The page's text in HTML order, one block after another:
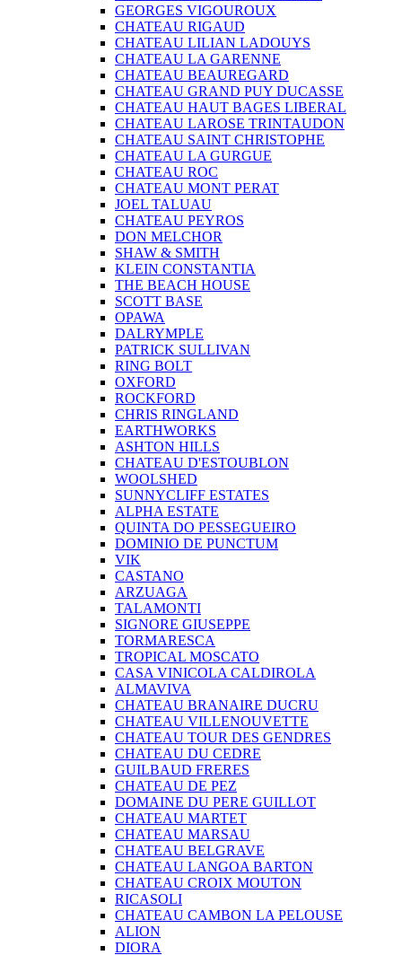
GEORGES VIGOUROUX
CHATEAU RIGAUD
CHATEAU LILIAN LADOUYS
CHATEAU LA GARENNE
CHATEAU BEAUREGARD
CHATEAU GRAND PUY DUCASSE
CHATEAU HAUT BAGES LIBERAL
CHATEAU LAROSE TRINTAUDON
CHATEAU SAINT CHRISTOPHE
CHATEAU LA GURGUE
CHATEAU ROC
CHATEAU MONT PERAT
JOEL TALUAU
CHATEAU PEYROS
DON MELCHOR
SHAW & SMITH
KLEIN CONSTANTIA
THE BEACH HOUSE
SCOTT BASE
OPAWA
DALRYMPLE
PATRICK SULLIVAN
RING BOLT
OXFORD
ROCKFORD
CHRIS RINGLAND
EARTHWORKS
ASHTON HILLS
CHATEAU D'ESTOUBLON
WOOLSHED
SUNNYCLIFF ESTATES
ALPHA ESTATE
QUINTA DO PESSEGUEIRO
DOMINIO DE PUNCTUM
VIK
CASTANO
ARZUAGA
TALAMONTI
SIGNORE GIUSEPPE
TORMARESCA
TROPICAL MOSCATO
CASA VINICOLA CALDIROLA
ALMAVIVA
CHATEAU BRANAIRE DUCRU
CHATEAU VILLENOUVETTE
CHATEAU TOUR DES GENDRES
CHATEAU DU CEDRE
GUILBAUD FRERES
CHATEAU DE PEZ
DOMAINE DU PERE GUILLOT
CHATEAU MARTET
CHATEAU MARSAU
CHATEAU BELGRAVE
CHATEAU LANGOA BARTON
CHATEAU CROIX MOUTON
RICASOLI
CHATEAU CAMBON LA PELOUSE
ALION
DIORA